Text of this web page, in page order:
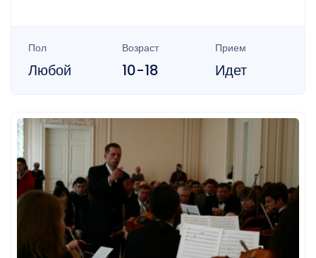
Пол
Любой
Возраст
10-18
Прием
Идет